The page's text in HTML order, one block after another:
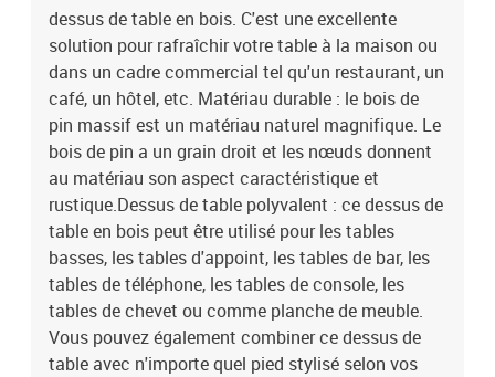
mais aussi le peindre ou le laquer comme vous le souhaitez.Design
à bords arrondis : les coins arrondis du dessus de table réduisent
efficacement les risques de blessures ou d'écrasement. Bon à
savoir :Chaque article est unique, avec des variations de couleurs
et de grains. La livraison est aléatoire, ce qui garantit l'exclusivité
et l'individualité de votre produit.Matériau : bois de pin massif
(non traité)Dimensions : 100 x 60 x 2,5 cm (L x l x é)
dessus de table en bois. C'est une excellente
solution pour rafraîchir votre table à la maison ou
dans un cadre commercial tel qu'un restaurant, un
café, un hôtel, etc. Matériau durable : le bois de
pin massif est un matériau naturel magnifique. Le
bois de pin a un grain droit et les nœuds donnent
au matériau son aspect caractéristique et
rustique.Dessus de table polyvalent : ce dessus de
table en bois peut être utilisé pour les tables
basses, les tables d'appoint, les tables de bar, les
tables de téléphone, les tables de console, les
tables de chevet ou comme planche de meuble.
Vous pouvez également combiner ce dessus de
table avec n'importe quel pied stylisé selon vos